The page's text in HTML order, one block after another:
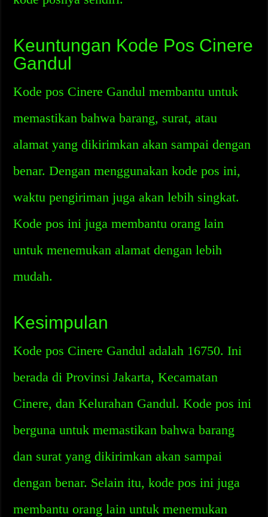
Keuntungan Kode Pos Cinere
Gandul
Kode pos Cinere Gandul membantu untuk
memastikan bahwa barang, surat, atau
alamat yang dikirimkan akan sampai dengan
benar. Dengan menggunakan kode pos ini,
waktu pengiriman juga akan lebih singkat.
Kode pos ini juga membantu orang lain
untuk menemukan alamat dengan lebih
mudah.
Kesimpulan
Kode pos Cinere Gandul adalah 16750. Ini
berada di Provinsi Jakarta, Kecamatan
Cinere, dan Kelurahan Gandul. Kode pos ini
berguna untuk memastikan bahwa barang
dan surat yang dikirimkan akan sampai
dengan benar. Selain itu, kode pos ini juga
membantu orang lain untuk menemukan